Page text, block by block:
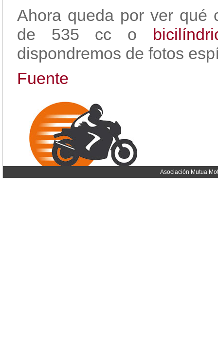
Ahora queda por ver qué
de 535 cc o
dispondremos de fotos
Fuente
Asociación Mutua